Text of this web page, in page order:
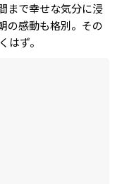
まで幸せな気分に浸
の感動も格別。その
はず。